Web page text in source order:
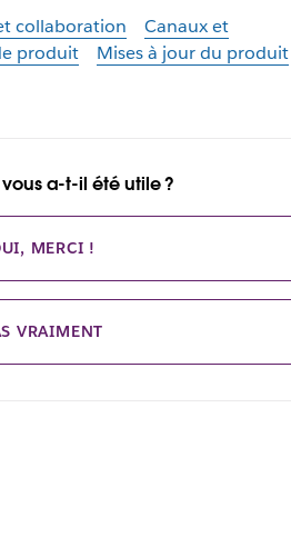
collaboration
Canaux et
produit Mises à jour du produit
a-t-il été utile ?
MERCI !
VRAIMENT